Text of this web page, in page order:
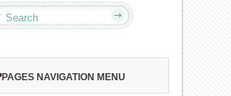
PAGES NAVIGATION MENU